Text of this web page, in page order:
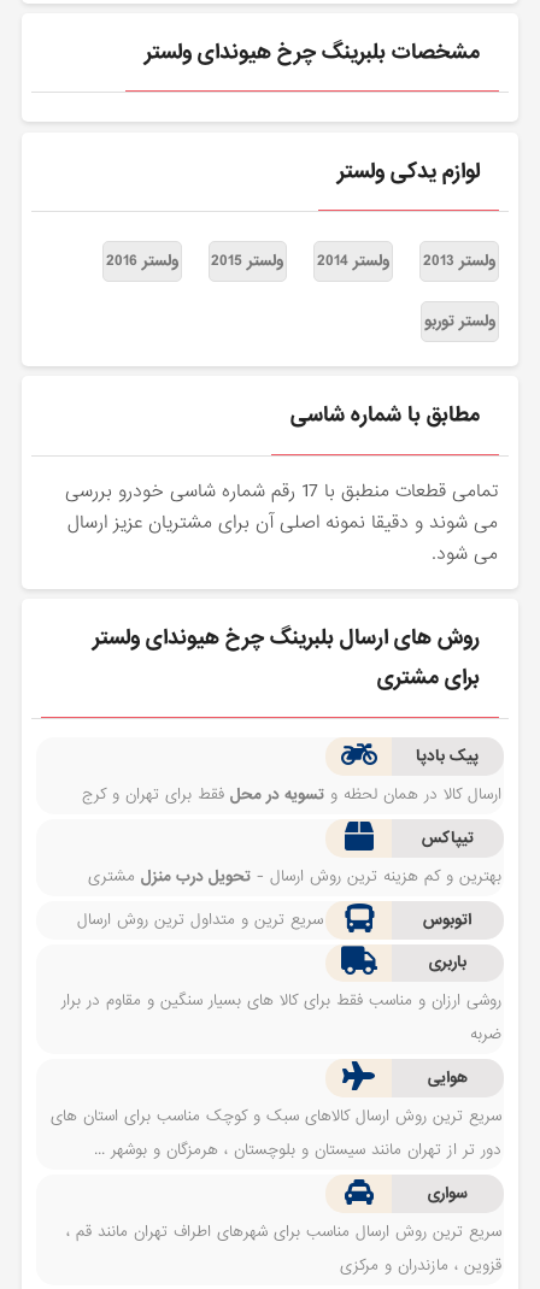
مشخصات بلبرینگ چرخ هیوندای ولستر
لوازم یدکی ولستر
ولستر 2013 ولستر 2014 ولستر 2015 ولستر 2016
ولستر توربو
مطابق با شماره شاسی
تمامی قطعات منطبق با 17 رقم شماره شاسی خودرو بررسی
می شوند و دقیقا نمونه اصلی آن برای مشتریان عزیز ارسال
می شود.
روش های ارسال بلبرینگ چرخ هیوندای ولستر
برای مشتری
پیک بادپا
ارسال کالا در همان لحظه وتسویه در محل فقط برای تهران و کرج
تیپاکس
بهترین و کم هزینه ترین روش ارسال -تحویل درب منزل مشتری
اتوبوس
سریع ترین و متداول ترین روش ارسال
باربری
روشی ارزان و مناسب فقط برای کالا های بسیار سنگین و مقاوم در برار
ضربه
هوایی
سریع ترین روش ارسال کالاهای سبک و کوچک مناسب برای استان های
دور تر از تهران مانند سیستان و بلوچستان ، هرمزگان و بوشهر ...
سواری
سریع ترین روش ارسال مناسب برای شهرهای اطراف تهران مانند قم ،
قزوین ، مازندران و مرکزی